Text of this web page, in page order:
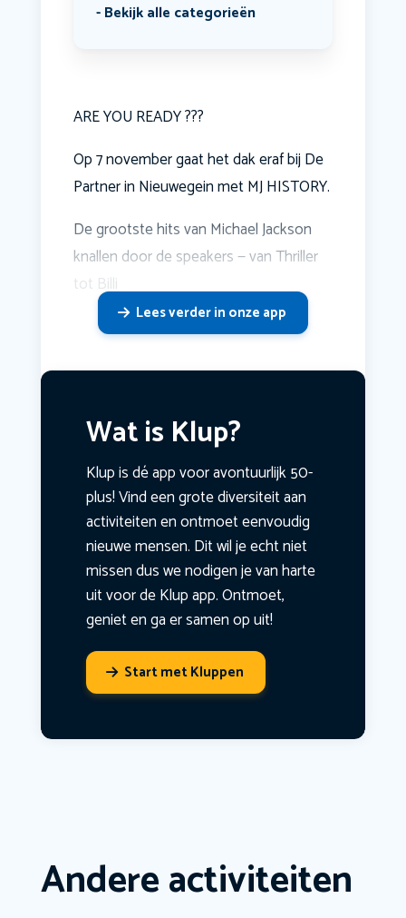
Bekijk alle categorieën
ARE YOU READY ???
Op 7 november gaat het dak eraf bij De
Partner in Nieuwegein met MJ HISTORY.
De grootste hits van Michael Jackson
knallen door de speakers — van Thriller
tot Billi
Lees verder in onze app
Wat is Klup?
Klup is dé app voor avontuurlijk 50-
plus! Vind een grote diversiteit aan
activiteiten en ontmoet eenvoudig
nieuwe mensen. Dit wil je echt niet
missen dus we nodigen je van harte
uit voor de Klup app. Ontmoet,
geniet en ga er samen op uit!
Start met Kluppen
Andere activiteiten